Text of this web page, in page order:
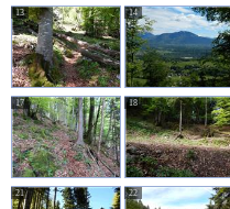
13 14
17 18
21 22